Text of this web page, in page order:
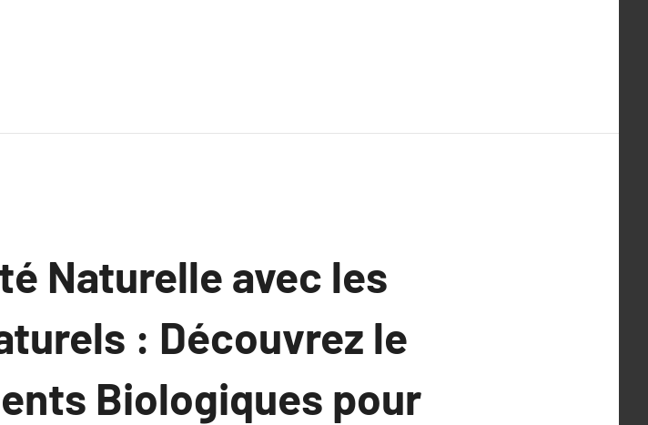
Naturelle avec les
: Découvrez le
Biologiques pour